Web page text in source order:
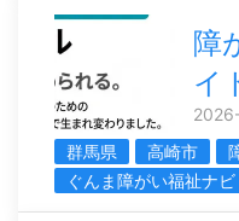
障
イ
群馬県
高崎市
ぐんま障がい福祉ナビ